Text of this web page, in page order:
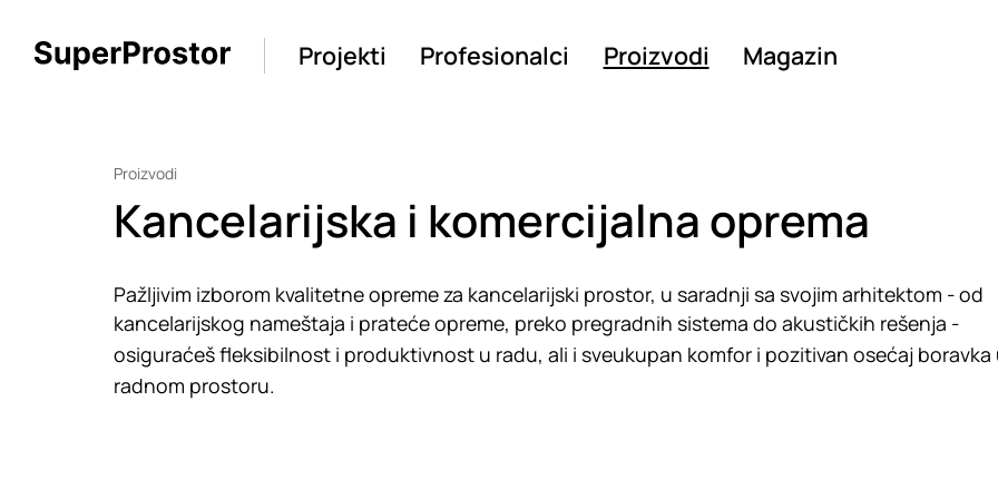
Projekti Profesionalci Proizvodi Magazin
Proizvodi
Kancelarijska i komercijalna oprema
Pažljivim izborom kvalitetne opreme za kancelarijski prostor, u saradnji sa svojim arhitektom - od
kancelarijskog nameštaja i prateće opreme, preko pregradnih sistema do akustičkih rešenja -
osiguraćeš fleksibilnost i produktivnost u radu, ali i sveukupan komfor i pozitivan osećaj boravka
radnom prostoru.